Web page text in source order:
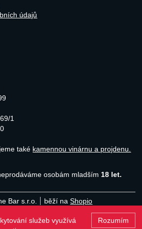
služeb využívá
Rozumím
údajů
1
také kamennou vinárnu a projdenu.
osobám mladším 18 let.
Bar s.r.o. běží naShopio